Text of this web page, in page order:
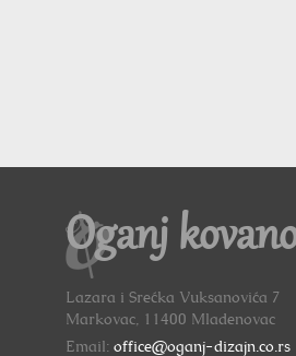
Oganj
Lazara i Srećka Vuksanovića 7
Markovac, 11400 Mladenovac
Email: office@oganj-dizajn.co.rs